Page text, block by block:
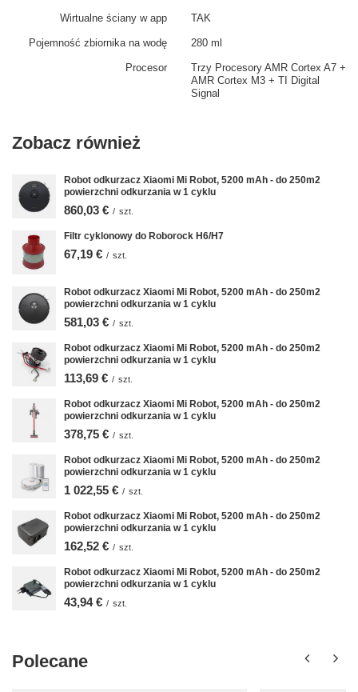
Wirtualne ściany w app TAK
Pojemność zbiornika na wodę 280 ml
Procesor
Trzy Procesory AMR Cortex A7 +
AMR Cortex M3 + TI Digital
Signal
Zobacz również
Robot odkurzacz Xiaomi Mi Robot, 5200 mAh - do 250m2
powierzchni odkurzania w 1 cyklu
860,03 € / szt.
Filtr cyklonowy do Roborock H6/H7
67,19 € / szt.
Robot odkurzacz Xiaomi Mi Robot, 5200 mAh - do 250m2
powierzchni odkurzania w 1 cyklu
581,03 € / szt.
Robot odkurzacz Xiaomi Mi Robot, 5200 mAh - do 250m2
powierzchni odkurzania w 1 cyklu
113,69 € / szt.
Robot odkurzacz Xiaomi Mi Robot, 5200 mAh - do 250m2
powierzchni odkurzania w 1 cyklu
378,75 € / szt.
Robot odkurzacz Xiaomi Mi Robot, 5200 mAh - do 250m2
powierzchni odkurzania w 1 cyklu
1 022,55 € / szt.
Robot odkurzacz Xiaomi Mi Robot, 5200 mAh - do 250m2
powierzchni odkurzania w 1 cyklu
162,52 € / szt.
Robot odkurzacz Xiaomi Mi Robot, 5200 mAh - do 250m2
powierzchni odkurzania w 1 cyklu
43,94 € / szt.
Polecane